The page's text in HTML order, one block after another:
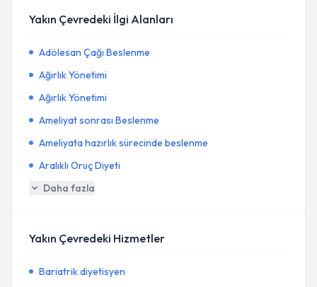
Yakın Çevredeki İlgi Alanları
Adölesan Çağı Beslenme
Ağırlık Yönetimi
Ağırlık Yönetimi
Ameliyat sonrası Beslenme
Ameliyata hazırlık sürecinde beslenme
Aralıklı Oruç Diyeti
Daha fazla
Yakın Çevredeki Hizmetler
Bariatrik diyetisyen